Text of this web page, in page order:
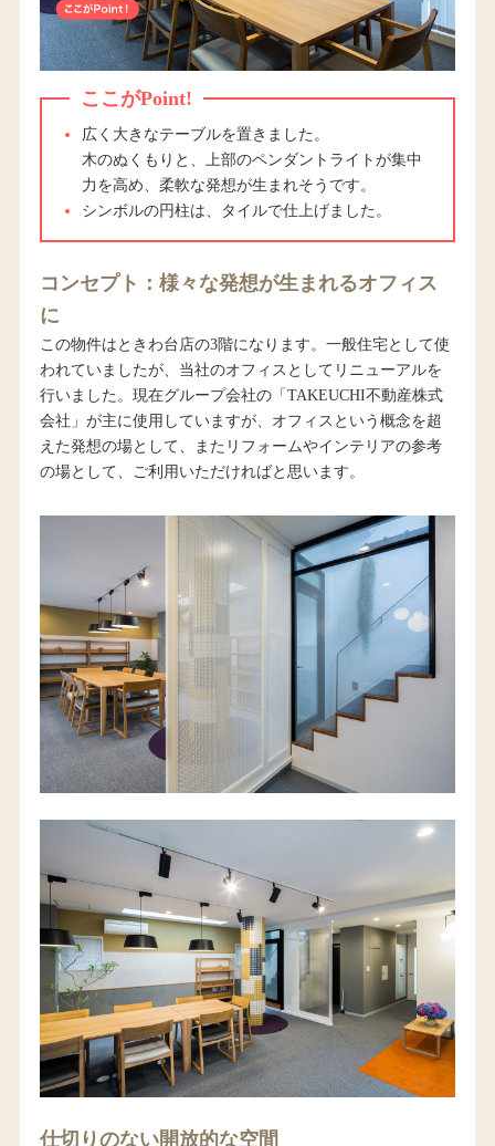
ここがPoint!
広く大きなテーブルを置きました。
木のぬくもりと、上部のペンダントライトが集中
力を高め、柔軟な発想が生まれそうです。
シンボルの円柱は、タイルで仕上げました。
コンセプト：様々な発想が生まれるオフィス
に
この物件はときわ台店の3階になります。一般住宅として使
われていましたが、当社のオフィスとしてリニューアルを
行いました。現在グループ会社の「TAKEUCHI不動産株式
会社」が主に使用していますが、オフィスという概念を超
えた発想の場として、またリフォームやインテリアの参考
の場として、ご利用いただければと思います。
仕切りのない開放的な空間